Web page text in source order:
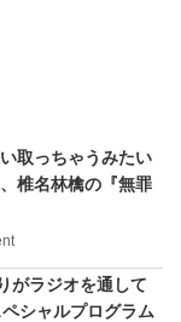
取っちゃうみたい
椎名林檎の『無罪
がラジオを通して
シャルプログラム